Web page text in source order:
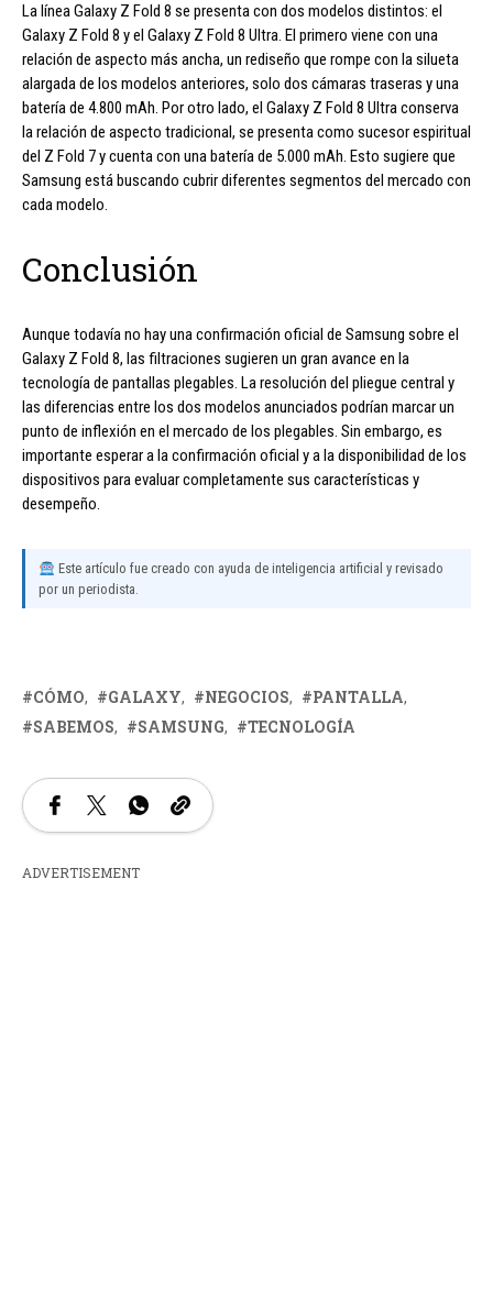
La línea Galaxy Z Fold 8 se presenta con dos modelos distintos: el
Galaxy Z Fold 8 y el Galaxy Z Fold 8 Ultra. El primero viene con una
relación de aspecto más ancha, un rediseño que rompe con la silueta
alargada de los modelos anteriores, solo dos cámaras traseras y una
batería de 4.800 mAh. Por otro lado, el Galaxy Z Fold 8 Ultra conserva
la relación de aspecto tradicional, se presenta como sucesor espiritual
del Z Fold 7 y cuenta con una batería de 5.000 mAh. Esto sugiere que
Samsung está buscando cubrir diferentes segmentos del mercado con
cada modelo.
Conclusión
Aunque todavía no hay una confirmación oficial de Samsung sobre el
Galaxy Z Fold 8, las filtraciones sugieren un gran avance en la
tecnología de pantallas plegables. La resolución del pliegue central y
las diferencias entre los dos modelos anunciados podrían marcar un
punto de inflexión en el mercado de los plegables. Sin embargo, es
importante esperar a la confirmación oficial y a la disponibilidad de los
dispositivos para evaluar completamente sus características y
desempeño.
Este artículo fue creado con ayuda de inteligencia artificial y revisado
por un periodista.
CÓMO GALAXY NEGOCIOS
PANTALLA
SABEMOS
SAMSUNG TECNOLOGÍA
ADVERTISEMENT